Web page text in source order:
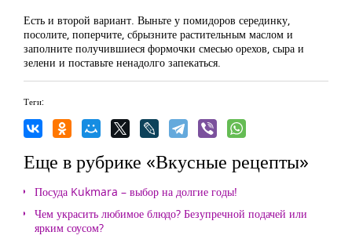
Есть и второй вариант. Выньте у помидоров серединку,
посолите, поперчите, сбрызните растительным маслом и
заполните получившиеся формочки смесью орехов, сыра и
зелени и поставьте ненадолго запекаться.
Теги:
Еще в рубрике «Вкусные рецепты»
Посуда Kukmara – выбор на долгие годы!
Чем украсить любимое блюдо? Безупречной подачей или
ярким соусом?